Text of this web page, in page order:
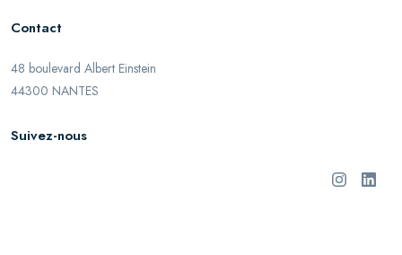
Contact
48 boulevard Albert Einstein
44300 NANTES
Suivez-nous